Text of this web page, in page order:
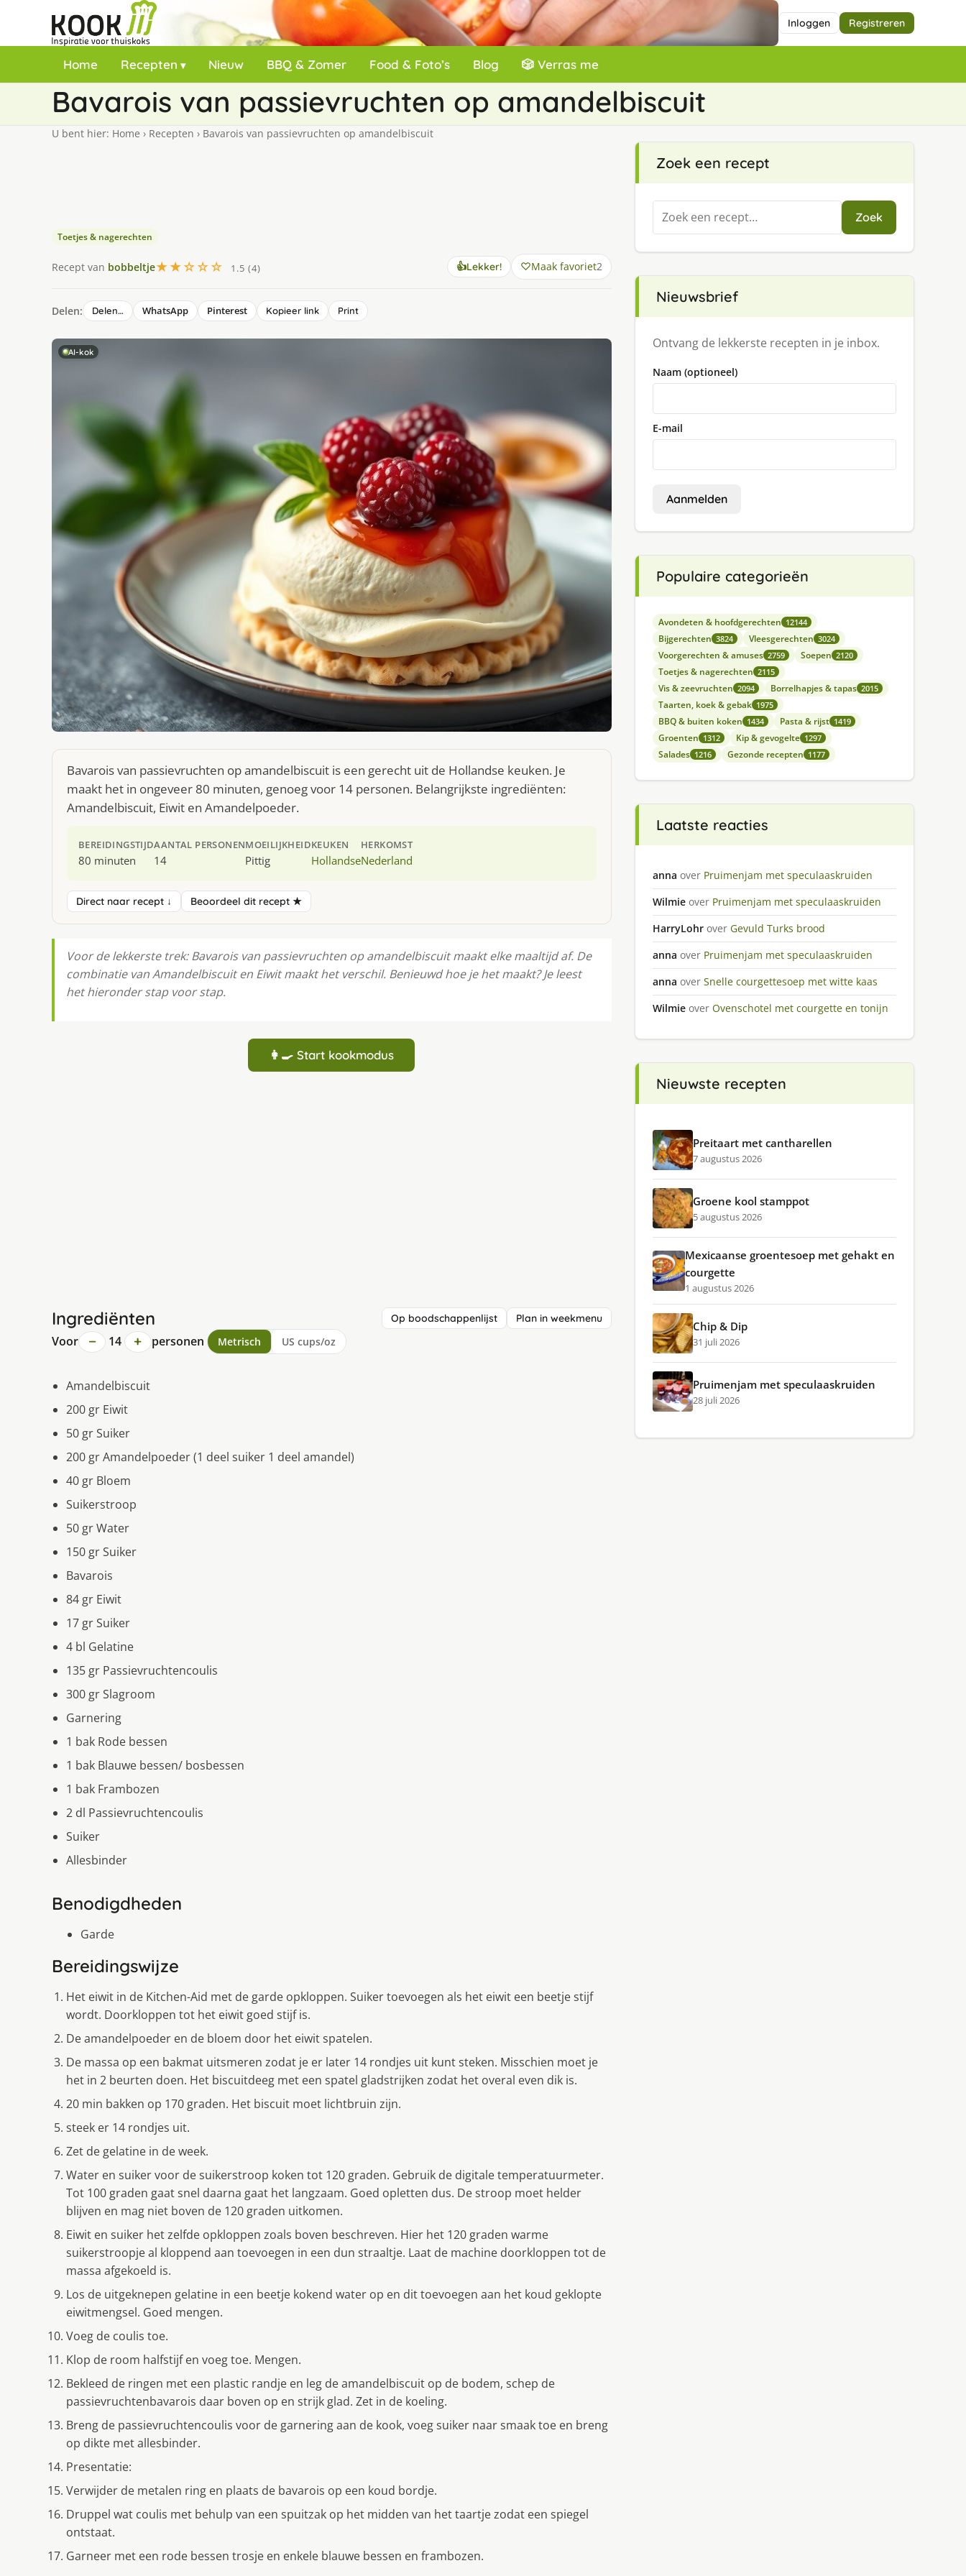
Inloggen Registreren
Home Recepten Nieuw BBQ & Zomer Food & Foto’s Blog 🎲 Verras me
Bavarois van passievruchten op amandelbiscuit
U bent hier: Home › Recepten › Bavarois van passievruchten op amandelbiscuit
Toetjes & nagerechten
Recept van bobbeltje★★☆☆☆ 1.5 (4) 👍Lekker! Maak favoriet2
Delen: Delen… WhatsApp Pinterest Kopieer link Print
AI-kok
Bavarois van passievruchten op amandelbiscuit is een gerecht uit de Hollandse keuken. Je
maakt het in ongeveer 80 minuten, genoeg voor 14 personen. Belangrijkste ingrediënten:
Amandelbiscuit, Eiwit en Amandelpoeder.
BEREIDINGSTIJD
80 minuten
AANTAL PERSONEN
14
MOEILIJKHEID
Pittig
KEUKEN
Hollandse
HERKOMST
Nederland
Direct naar recept ↓ Beoordeel dit recept ★
Voor de lekkerste trek: Bavarois van passievruchten op amandelbiscuit maakt elke maaltijd af. De
combinatie van Amandelbiscuit en Eiwit maakt het verschil. Benieuwd hoe je het maakt? Je leest
het hieronder stap voor stap.
👩‍🍳 Start kookmodus
Ingrediënten Op boodschappenlijst Plan in weekmenu
Voor − 14 + personen Metrisch US cups/oz
Amandelbiscuit
200 gr Eiwit
50 gr Suiker
200 gr Amandelpoeder (1 deel suiker 1 deel amandel)
40 gr Bloem
Suikerstroop
50 gr Water
150 gr Suiker
Bavarois
84 gr Eiwit
17 gr Suiker
4 bl Gelatine
135 gr Passievruchtencoulis
300 gr Slagroom
Garnering
1 bak Rode bessen
1 bak Blauwe bessen/ bosbessen
1 bak Frambozen
2 dl Passievruchtencoulis
Suiker
Allesbinder
Benodigdheden
Garde
Bereidingswijze
Het eiwit in de Kitchen-Aid met de garde opkloppen. Suiker toevoegen als het eiwit een beetje stijf
wordt. Doorkloppen tot het eiwit goed stijf is.
De amandelpoeder en de bloem door het eiwit spatelen.
De massa op een bakmat uitsmeren zodat je er later 14 rondjes uit kunt steken. Misschien moet je
het in 2 beurten doen. Het biscuitdeeg met een spatel gladstrijken zodat het overal even dik is.
20 min bakken op 170 graden. Het biscuit moet lichtbruin zijn.
steek er 14 rondjes uit.
Zet de gelatine in de week.
Water en suiker voor de suikerstroop koken tot 120 graden. Gebruik de digitale temperatuurmeter.
Tot 100 graden gaat snel daarna gaat het langzaam. Goed opletten dus. De stroop moet helder
blijven en mag niet boven de 120 graden uitkomen.
Eiwit en suiker het zelfde opkloppen zoals boven beschreven. Hier het 120 graden warme
suikerstroopje al kloppend aan toevoegen in een dun straaltje. Laat de machine doorkloppen tot de
massa afgekoeld is.
Los de uitgeknepen gelatine in een beetje kokend water op en dit toevoegen aan het koud geklopte
eiwitmengsel. Goed mengen.
Voeg de coulis toe.
Klop de room halfstijf en voeg toe. Mengen.
Bekleed de ringen met een plastic randje en leg de amandelbiscuit op de bodem, schep de
passievruchtenbavarois daar boven op en strijk glad. Zet in de koeling.
Breng de passievruchtencoulis voor de garnering aan de kook, voeg suiker naar smaak toe en breng
op dikte met allesbinder.
Presentatie:
Verwijder de metalen ring en plaats de bavarois op een koud bordje.
Druppel wat coulis met behulp van een spuitzak op het midden van het taartje zodat een spiegel
ontstaat.
Garneer met een rode bessen trosje en enkele blauwe bessen en frambozen.
Zoek een recept
Zoeken
naar:
Zoek
Nieuwsbrief
Ontvang de lekkerste recepten in je inbox.
Naam (optioneel)
E-mail
Aanmelden
Populaire categorieën
Avondeten & hoofdgerechten 12144
Bijgerechten 3824 Vleesgerechten 3024
Voorgerechten & amuses 2759 Soepen 2120
Toetjes & nagerechten 2115
Vis & zeevruchten 2094 Borrelhapjes & tapas 2015
Taarten, koek & gebak 1975
BBQ & buiten koken 1434 Pasta & rijst 1419
Groenten 1312 Kip & gevogelte 1297
Salades 1216 Gezonde recepten 1177
Laatste reacties
anna over Pruimenjam met speculaaskruiden
Wilmie over Pruimenjam met speculaaskruiden
HarryLohr over Gevuld Turks brood
anna over Pruimenjam met speculaaskruiden
anna over Snelle courgettesoep met witte kaas
Wilmie over Ovenschotel met courgette en tonijn
Nieuwste recepten
Preitaart met cantharellen
7 augustus 2026
Groene kool stamppot
5 augustus 2026
Mexicaanse groentesoep met gehakt en
courgette
1 augustus 2026
Chip & Dip
31 juli 2026
Pruimenjam met speculaaskruiden
28 juli 2026